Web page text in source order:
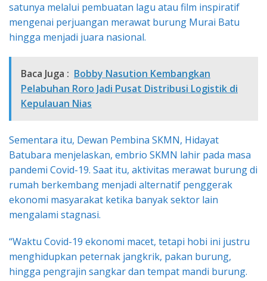
satunya melalui pembuatan lagu atau film inspiratif
mengenai perjuangan merawat burung Murai Batu
hingga menjadi juara nasional.
Baca Juga : Bobby Nasution Kembangkan
Pelabuhan Roro Jadi Pusat Distribusi Logistik di
Kepulauan Nias
Sementara itu, Dewan Pembina SKMN, Hidayat
Batubara menjelaskan, embrio SKMN lahir pada masa
pandemi Covid-19. Saat itu, aktivitas merawat burung di
rumah berkembang menjadi alternatif penggerak
ekonomi masyarakat ketika banyak sektor lain
mengalami stagnasi.
“Waktu Covid-19 ekonomi macet, tetapi hobi ini justru
menghidupkan peternak jangkrik, pakan burung,
hingga pengrajin sangkar dan tempat mandi burung.